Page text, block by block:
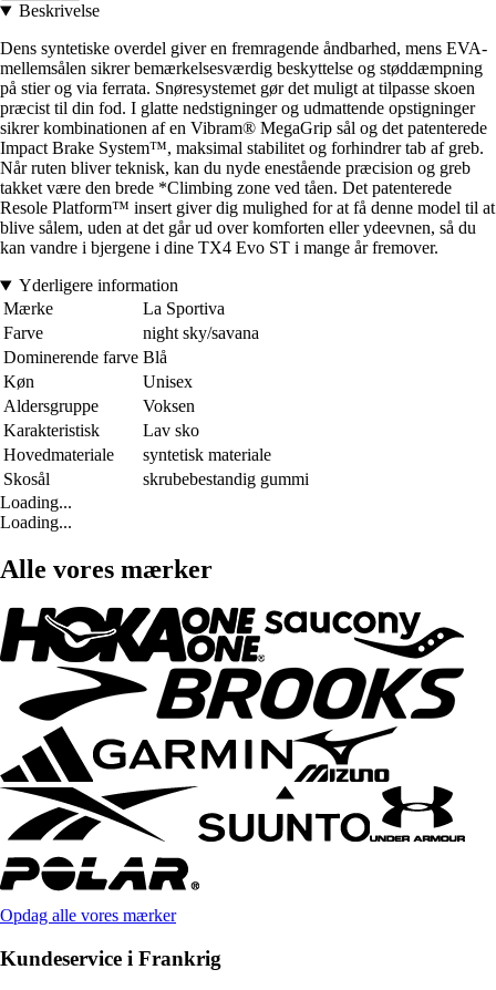
Beskrivelse
Dens syntetiske overdel giver en fremragende åndbarhed, mens EVA-
mellemsålen sikrer bemærkelsesværdig beskyttelse og støddæmpning
på stier og via ferrata. Snøresystemet gør det muligt at tilpasse skoen
præcist til din fod. I glatte nedstigninger og udmattende opstigninger
sikrer kombinationen af en Vibram® MegaGrip sål og det patenterede
Impact Brake System™, maksimal stabilitet og forhindrer tab af greb.
Når ruten bliver teknisk, kan du nyde enestående præcision og greb
takket være den brede *Climbing zone ved tåen. Det patenterede
Resole Platform™ insert giver dig mulighed for at få denne model til at
blive sålem, uden at det går ud over komforten eller ydeevnen, så du
kan vandre i bjergene i dine TX4 Evo ST i mange år fremover.
Yderligere information
Mærke
La Sportiva
Farve
night sky/savana
Dominerende farve Blå
Køn
Unisex
Aldersgruppe
Voksen
Karakteristisk
Lav sko
Hovedmateriale
syntetisk materiale
Skosål
skrubebestandig gummi
Loading...
Loading...
Alle vores mærker
Opdag alle vores mærker
Kundeservice i Frankrig